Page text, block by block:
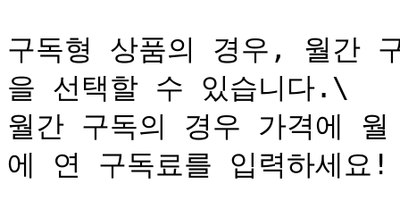
구독형 상품의 경우, 월간
을 선택할 수 있습니다.\
월간 구독의 경우 가격에
에 연 구독료를 입력하세요!